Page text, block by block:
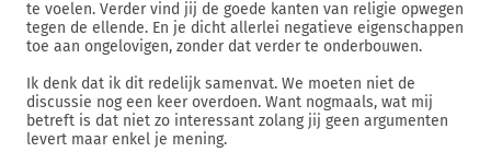
te voelen. Verder vind jij de goede kanten van religie opwegen
tegen de ellende. En je dicht allerlei negatieve eigenschappen
toe aan ongelovigen, zonder dat verder te onderbouwen.
Ik denk dat ik dit redelijk samenvat. We moeten niet de
discussie nog een keer overdoen. Want nogmaals, wat mij
betreft is dat niet zo interessant zolang jij geen argumenten
levert maar enkel je mening.